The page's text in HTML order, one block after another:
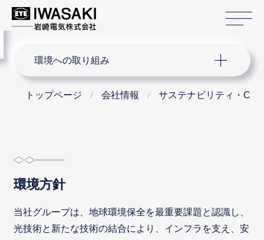
環境への取り組み
トップページ 会社情報 サステナビリティ・
環境方針
当社グループは、地球環境保全を最重要課題と認識し、
光技術と新たな技術の結合により、インフラを支え、安
menu